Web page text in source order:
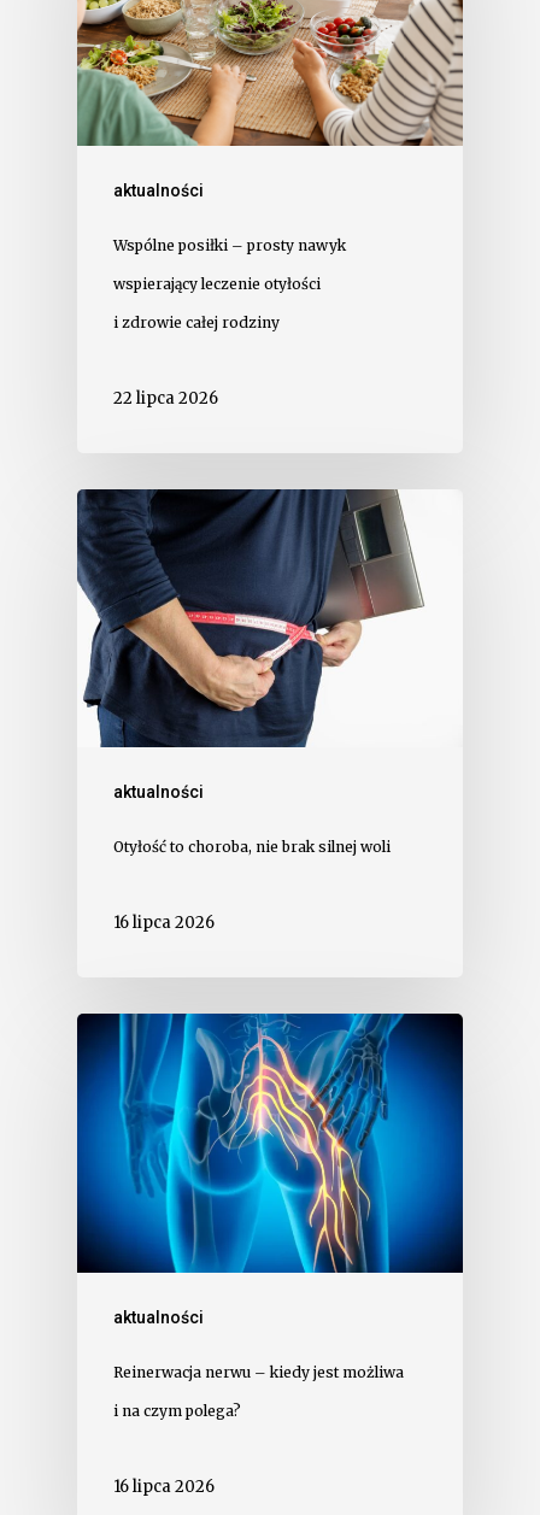
aktualności
Wspólne posiłki – prosty nawyk
wspierający leczenie otyłości
i zdrowie całej rodziny
22 lipca 2026
aktualności
Otyłość to choroba, nie brak silnej woli
16 lipca 2026
aktualności
Reinerwacja nerwu – kiedy jest możliwa
i na czym polega?
16 lipca 2026